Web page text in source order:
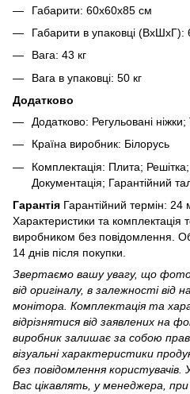
Габарити: 60x60x85 см
Габарити в упаковці
Вага: 43 кг
Вага в упаковці: 50 кг
Додатково
Додатково: Регульовані
Країна виробник: Білорусь
Комплектація: Плита;
Документація; Гарантійний
Гарантія Гарантійний термін: 24
Характеристики та комплектація
виробником без повідомлення.
14 днів після покупки.
Звертаємо вашу увагу, що фото
від оригіналу, в залежності
монітора. Комплектація та
відрізнятися від заявлених на
виробник залишає за собою
візуальні характеристики
без повідомлення
Вас цікавлять, у менеджера,